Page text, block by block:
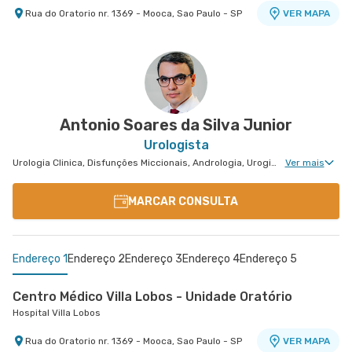
Rua do Oratorio nr. 1369 - Mooca, Sao Paulo - SP VER MAPA
Rua Frei Gaspar nr. 941 - Centro, Sao Bernardo
Estrada de Itapecerica nr. 4617 - Capao
Hospital e Maternidade Ribeirão Pires
Rua Major Cardim nr. 461 - Suissa, Ribeirao Pires
Antonio Soares da Silva Junior
Urologista
Urologia Clinica, Disfunções Miccionais, Andrologia, Uroginecologia, Infertilidade Masculina, Urologia Oncológica, Urologia Pediátrica, Cirurgia Urológica Ver mais
MARCAR CONSULTA
Endereço 1 Endereço 2Endereço 3Endereço 4Endereço 5
Centro Médico Villa Lobos - Unidade Oratório
Hospital Villa Lobos
Rua do Oratorio nr. 1369 - Mooca, Sao Paulo - SP VER MAPA